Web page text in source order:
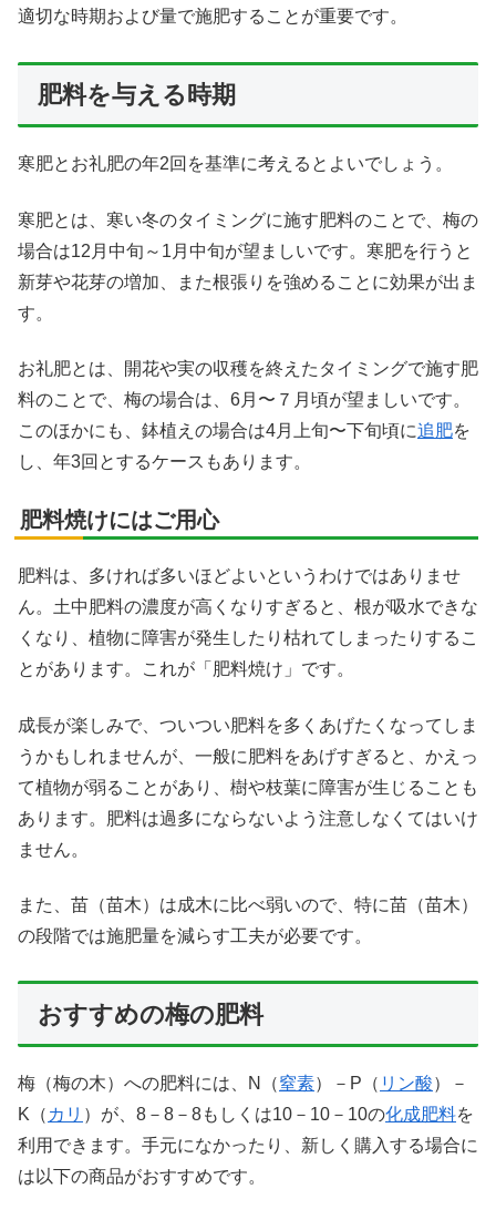
適切な時期および量で施肥することが重要です。
肥料を与える時期
寒肥とお礼肥の年2回を基準に考えるとよいでしょう。
寒肥とは、寒い冬のタイミングに施す肥料のことで、梅の
場合は12月中旬～1月中旬が望ましいです。 寒肥を行うと
新芽や花芽の増加、また根張りを強めることに効果が出ま
す。
お礼肥とは、開花や実の収穫を終えたタイミングで施す肥
料のことで、梅の場合は、6月〜７月頃が望ましいです。
このほかにも、鉢植えの場合は4月上旬〜下旬頃に追肥を
し、年3回とするケースもあります。
肥料焼けにはご用心
肥料は、多ければ多いほどよいというわけではありませ
ん。土中肥料の濃度が高くなりすぎると、根が吸水できな
くなり、植物に障害が発生したり枯れてしまったりするこ
とがあります。これが「肥料焼け」です。
成長が楽しみで、ついつい肥料を多くあげたくなってしま
うかもしれませんが、一般に肥料をあげすぎると、かえっ
て植物が弱ることがあり、樹や枝葉に障害が生じることも
あります。肥料は過多にならないよう注意しなくてはいけ
ません。
また、苗（苗木）は成木に比べ弱いので、特に苗（苗木）
の段階では施肥量を減らす工夫が必要です。
おすすめの梅の肥料
梅（梅の木）への肥料には、N（窒素）－P（ リン酸）－
K（ カリ ）が、8－8－8もしくは10－10－10の化成肥料を
利用できます。手元になかったり、新しく購入する場合に
は以下の商品がおすすめです。